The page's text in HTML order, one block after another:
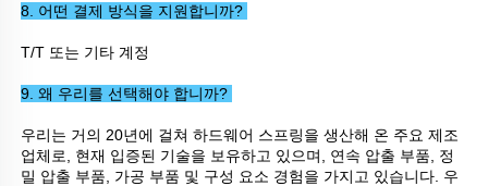
8. 어떤 결제 방식을 지원합니까?
T/T 또는 기타 계정
9. 왜 우리를 선택해야 합니까?
우리는 거의 20년에 걸쳐 하드웨어 스프링을 생산해 온 주요 제조
업체로, 현재 입증된 기술을 보유하고 있으며, 연속 압출 부품, 정
밀 압출 부품, 가공 부품 및 구성 요소 경험을 가지고 있습니다. 우